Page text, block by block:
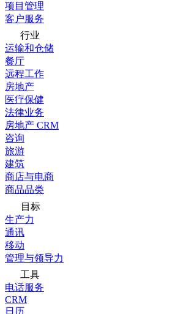
项目管理
客户服务
行业
运输和仓储
餐厅
远程工作
房地产
医疗保健
法律业务
房地产 CRM
咨询
旅游
建筑
商店与电商
商品品类
目标
生产力
通讯
移动
管理与领导力
工具
电话服务
CRM
日历